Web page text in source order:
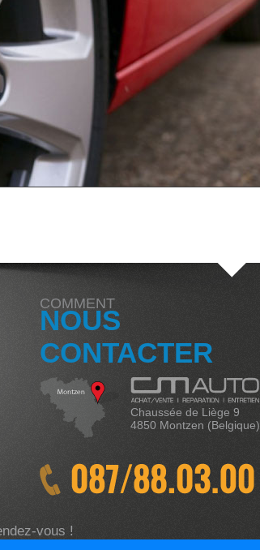
COMMENT
NOUS
CONTACTER
Chaussée de Liège 9
4850 Montzen (Belgique)
vous !